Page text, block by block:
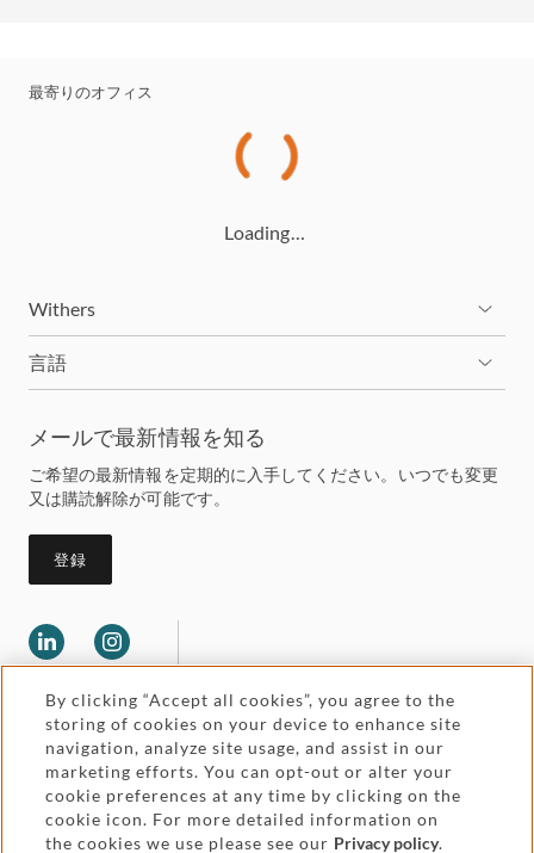
最寄りのオフィス
Loading…
Withers
言語
メールで最新情報を知る
ご希望の最新情報を定期的に入手してください。いつでも変更
又は購読解除が可能です。
登録
Legal and regulatory Accessibility
By clicking “Accept all cookies”, you agree to the
storing of cookies on your device to enhance site
navigation, analyze site usage, and assist in our
marketing efforts. You can opt-out or alter your
cookie preferences at any time by clicking on the
cookie icon. For more detailed information on
the cookies we use please see our Privacy policy.